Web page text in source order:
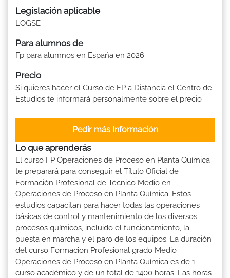
Legislación aplicable
LOGSE
Para alumnos de
Fp para alumnos en España en 2026
Precio
Si quieres hacer el Curso de FP a Distancia el Centro de
Estudios te informará personalmente sobre el precio
Pedir más Información
Lo que aprenderás
El curso FP Operaciones de Proceso en Planta Química
te preparará para conseguir el Título Oficial de
Formación Profesional de Técnico Medio en
Operaciones de Proceso en Planta Química. Estos
estudios capacitan para hacer todas las operaciones
básicas de control y mantenimiento de los diversos
procesos químicos, incluido el funcionamiento, la
puesta en marcha y el paro de los equipos. La duración
del curso Formacion Profesional grado Medio
Operaciones de Proceso en Planta Química es de 1
curso académico y de un total de 1400 horas. Las horas